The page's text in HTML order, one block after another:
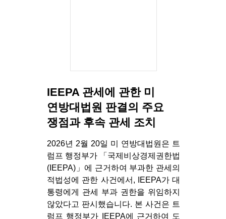
IEEPA 관세에 관한 미
연방대법원 판결의 주요
쟁점과 후속 관세 조치
2026년 2월 20일 미 연방대법원은 트
럼프 행정부가 「국제비상경제권한법
(IEEPA)」에 근거하여 부과한 관세의
적법성에 관한 사건에서, IEEPA가 대
통령에게 관세 부과 권한을 위임하지
않았다고 판시했습니다. 본 사건은 트
럼프 행정부가 IEEPA에 근거하여 도